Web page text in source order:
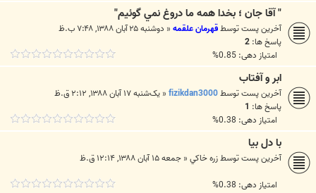
" آقا جان ؛ بخدا همه ما دروغ نمي گوئيم"
آخرین پست توسطقهرمان علقمه« دوشنبه ۲۵ آبان ۱۳۸۸, ۷:۴۸ ب.ظ
پاسخ ها: 2
امتیاز دهی: 0.85%
ابر و آفتاب
آخرین پست توسطfizikdan3000
« یک‌شنبه ۱۷ آبان ۱۳۸۸, ۲:۱۲ ق.ظ
پاسخ ها: 1
امتیاز دهی: 0.38%
با دل بيا
آخرین پست توسطزره خاكي« جمعه ۱۵ آبان ۱۳۸۸, ۱۲:۱۴ ق.ظ
امتیاز دهی: 0.38%